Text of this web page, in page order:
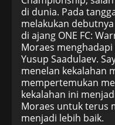
di dunia. Pada
melakukan
di ajang ONE FC:
Moraes
Yusup Saadulaev.
menelan kekalahan
mempertemukan
kekalahan ini
Moraes untuk terus
menjadi lebih baik.